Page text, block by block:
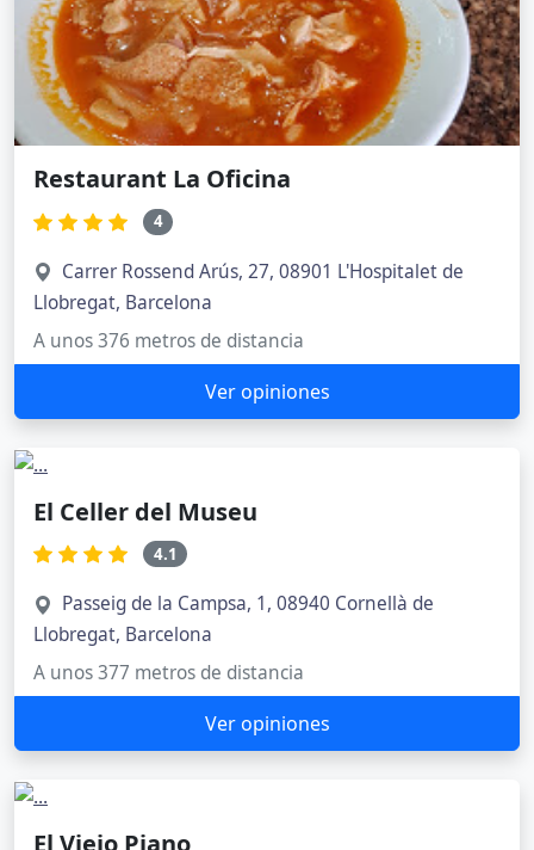
Restaurant La Oficina
4
Carrer Rossend Arús, 27, 08901 L'Hospitalet de
Llobregat, Barcelona
A unos 376 metros de distancia
Ver opiniones
El Celler del Museu
4.1
Passeig de la Campsa, 1, 08940 Cornellà de
Llobregat, Barcelona
A unos 377 metros de distancia
Ver opiniones
El Viejo Piano